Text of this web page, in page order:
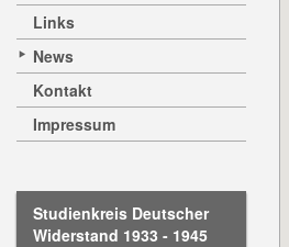
Links
News
Kontakt
Impressum
Studienkreis Deutscher
Widerstand 1933 - 1945